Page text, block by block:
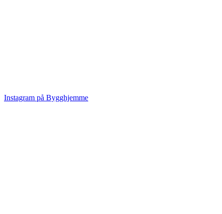
Instagram på Bygghjemme